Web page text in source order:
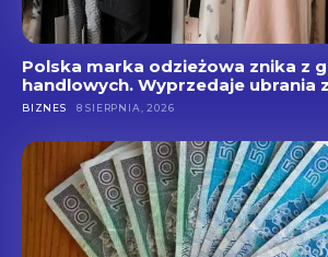
Polska marka odzieżowa znika z
handlowych. Wyprzedaje ubrania
BIZNES 8 SIERPNIA, 2026